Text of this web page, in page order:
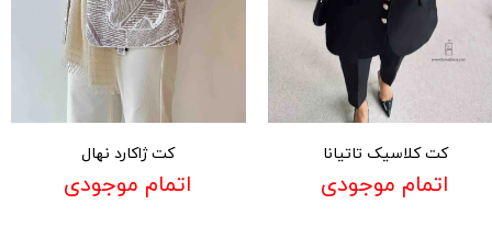
کت کلاسیک تاتیانا
اتمام موجودی
کت ژاکارد نهال
اتمام موجودی